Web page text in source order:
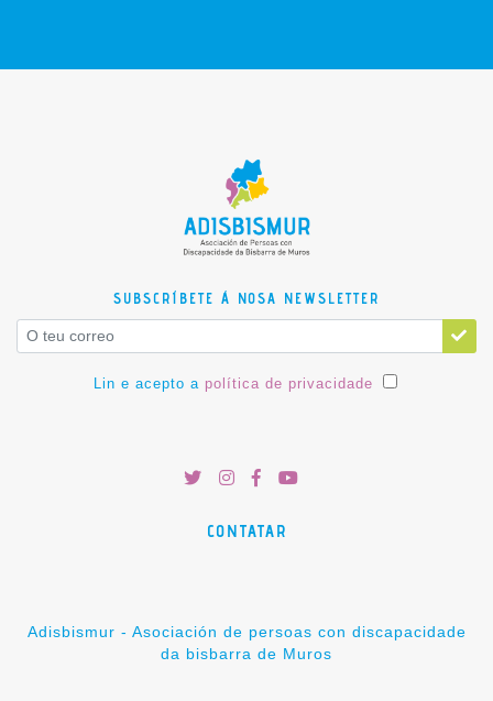
SUBSCRÍBETE Á NOSA NEWSLETTER
Lin e acepto a política de privacidade
CONTATAR
Adisbismur - Asociación de persoas con discapacidade
da bisbarra de Muros